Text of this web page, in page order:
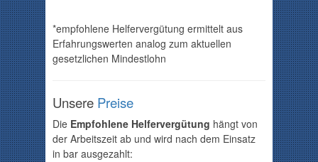
*empfohlene Helfervergütung ermittelt aus
Erfahrungswerten analog zum aktuellen
gesetzlichen Mindestlohn
Unsere Preise
Die Empfohlene Helfervergütung hängt von
der Arbeitszeit ab und wird nach dem Einsatz
in bar ausgezahlt: